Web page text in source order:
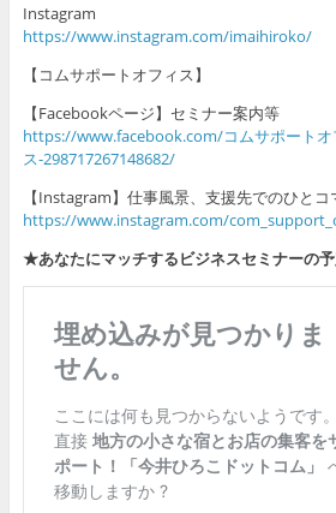
Instagram
https://www.instagram.com/imaihiroko/
【コムサポートオフィス】
【Facebookページ】セミナー案内等
https://www.facebook.com/コムサポートオ
ス-298717267148682/
【Instagram】仕事風景、支援先でのひとコ
https://www.instagram.com/
★あなたにマッチするビジネスセミナーの